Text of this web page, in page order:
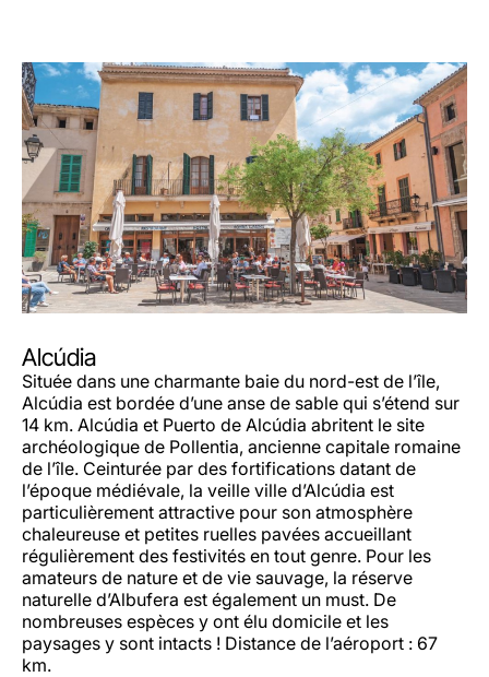
Alcúdia
Située dans une charmante baie du nord-est de l’île,
Alcúdia est bordée d’une anse de sable qui s’étend sur
14 km. Alcúdia et Puerto de Alcúdia abritent le site
archéologique de Pollentia, ancienne capitale romaine
de l’île. Ceinturée par des fortifications datant de
l’époque médiévale, la veille ville d’Alcúdia est
particulièrement attractive pour son atmosphère
chaleureuse et petites ruelles pavées accueillant
régulièrement des festivités en tout genre. Pour les
amateurs de nature et de vie sauvage, la réserve
naturelle d’Albufera est également un must. De
nombreuses espèces y ont élu domicile et les
paysages y sont intacts ! Distance de l’aéroport : 67
km.